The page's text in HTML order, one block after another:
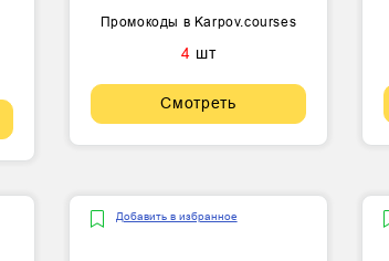
Промокоды в Karpov.courses
4 шт
Смотреть
Добавить в избранное